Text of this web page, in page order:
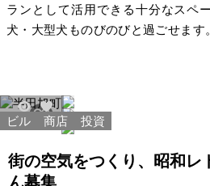
ランとして活用できる十分なスペ
犬・大型犬ものびのびと過ごせます
ただける方へ、この住まいをお譲りし
た、母屋のほかに約16㎡の離れも付
宅ワークスペース、収納など、さま
けます。 現在マンションタイ
6733 13
ビル 商店 投資
街の空気をつくり、昭和レ
ん募集